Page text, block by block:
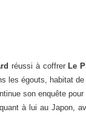
réussi à coffrer Le
les égouts, habitat de
son enquête
à lui au Japon,